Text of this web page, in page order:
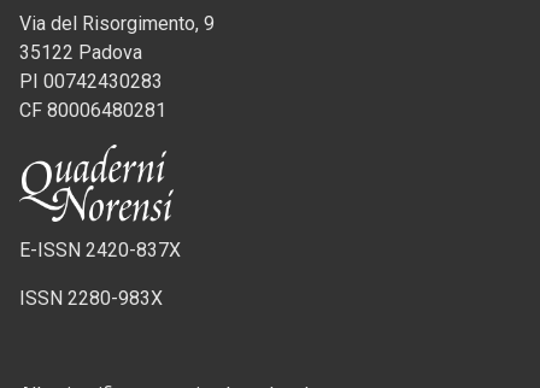
Via del Risorgimento, 9
35122 Padova
PI 00742430283
CF 80006480281
E-ISSN 2420-837X
ISSN 2280-983X